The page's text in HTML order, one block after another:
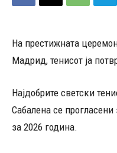
На престижната
Мадрид, тенисот ја
Најдобрите светски
Сабалена се прогласени
за 2026 година.